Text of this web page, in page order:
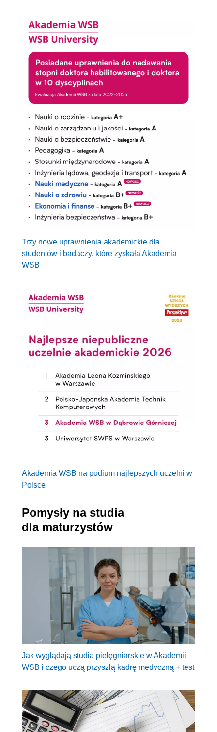
Trzy nowe uprawnienia akademickie dla
studentów i badaczy, które zyskała Akademia
WSB
Akademia WSB na podium najlepszych uczelni w
Polsce
Pomysły na studia
dla maturzystów
Jak wyglądają studia pielęgniarskie w Akademii
WSB i czego uczą przyszłą kadrę medyczną + test